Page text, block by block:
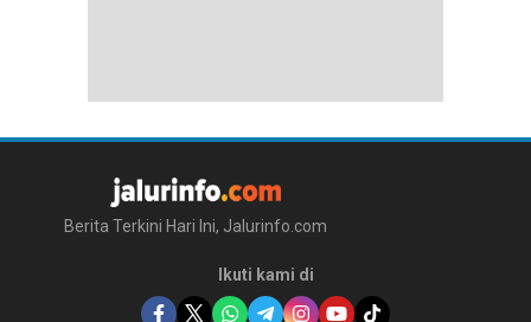
Berita Terkini Hari Ini, Jalurinfo.com
Ikuti kami di